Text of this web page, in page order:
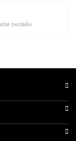
онлайн